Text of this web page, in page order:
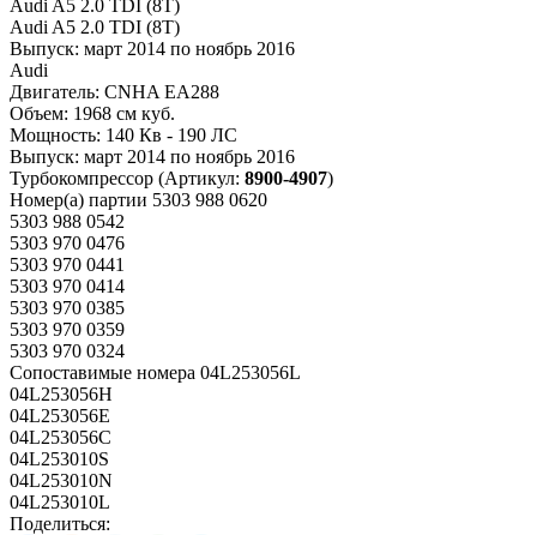
Audi A5 2.0 TDI (8T)
Audi A5 2.0 TDI (8T)
Выпуск: март 2014 по ноябрь 2016
Audi
Двигатель: CNHA EA288
Объем: 1968 см куб.
Мощность: 140 Кв - 190 ЛС
Выпуск: март 2014 по ноябрь 2016
Турбокомпрессор (Артикул: 8900-4907)
Номер(а) партии 5303 988 0620
5303 988 0542
5303 970 0476
5303 970 0441
5303 970 0414
5303 970 0385
5303 970 0359
5303 970 0324
Сопоставимые номера 04L253056L
04L253056H
04L253056E
04L253056C
04L253010S
04L253010N
04L253010L
Поделиться: